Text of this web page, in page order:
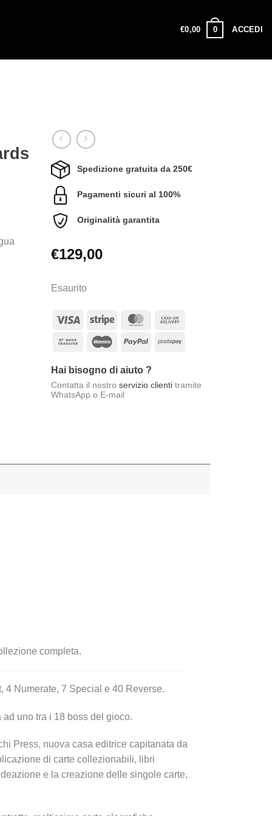
€0,00 0 ACCEDI
Spedizione gratuita da 250€
Pagamenti sicuri al 100%
Originalità garantita
€129,00
Esaurito
Visa Stripe MasterCard
Bank
MaestroPayPal Postepay
Hai bisogno di aiuto ?
Contatta il nostro servizio clientitramite
WhatsApp o E-mail
completa.
4 Numerate, 7 Special e 40 Reverse.
ad uno tra i 18 boss del gioco.
Press, nuova casa editrice capitanata da
di carte collezionabili, libri
e la creazione delle singole carte,